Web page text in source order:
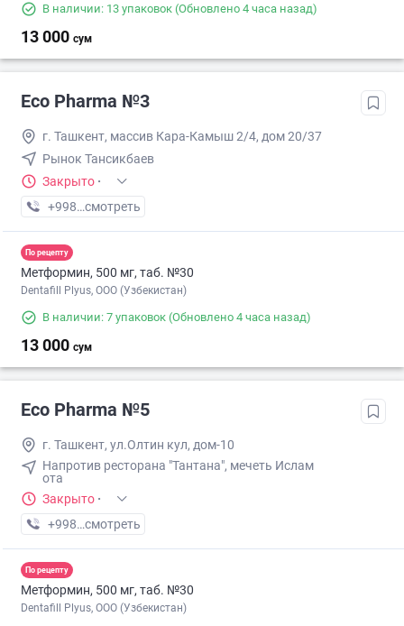
В наличии: 13 упаковок (Обновлено 4 часа назад)
13 000 сум
Eco Pharma №3
г. Ташкент, массив Кара-Камыш 2/4, дом 20/37
Рынок Тансикбаев
Закрыто ·
+998 (99) XXX-XX-XX
смотреть
По рецепту
Метформин, 500 мг, таб. №30
Dentafill Plyus, ООО (Узбекистан)
В наличии: 7 упаковок (Обновлено 4 часа назад)
13 000 сум
Eco Pharma №5
г. Ташкент, ул.Олтин кул, дом-10
Напротив ресторана "Тантана", мечеть Ислам
ота
Закрыто ·
+998 (55) XXX-XX-XX
смотреть
По рецепту
Метформин, 500 мг, таб. №30
Dentafill Plyus, ООО (Узбекистан)